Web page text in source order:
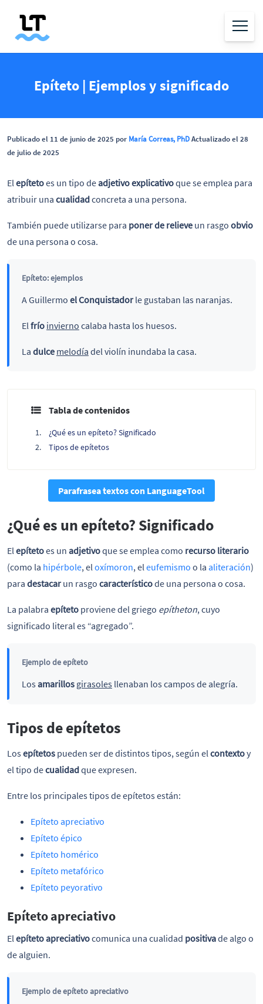
Epíteto | Ejemplos y significado
Publicado el 11 de junio de 2025 por María Correas, PhDActualizado el 28
de julio de 2025
El epítetoes un tipo deadjetivo explicativoque se emplea para
atribuir una cualidadconcreta a una persona.
También puede utilizarse para poner de relieve un rasgo obvio
de una persona o cosa.
Epíteto: ejemplos
A Guillermo el Conquistadorle gustaban las naranjas.
El frío invierno calaba hasta los huesos.
La dulce melodía del violín inundaba la casa.
Tabla de contenidos
¿Qué es un epíteto? Significado
Tipos de epítetos
Parafrasea textos con LanguageTool
¿Qué es un epíteto? Significado
Elepítetoes un adjetivoque se emplea como recurso literario
(como la hipérbole, eloxímoron, eleufemismo o la aliteración)
para destacarun rasgo característicode una persona o cosa.
La palabra epíteto proviene del griego epítheton, cuyo
significado literal es “agregado”.
Ejemplo de epíteto
Los amarillos girasoles llenaban los campos de alegría.
Tipos de epítetos
Losepítetos pueden ser de distintos tipos, según elcontextoy
el tipo decualidadque expresen.
Entre los principales tipos de epítetos están:
Epíteto apreciativo
Epíteto épico
Epíteto homérico
Epíteto metafórico
Epíteto peyorativo
Epíteto apreciativo
Elepíteto apreciativocomunica una cualidad positivade algo o
de alguien.
Ejemplo de epíteto apreciativo